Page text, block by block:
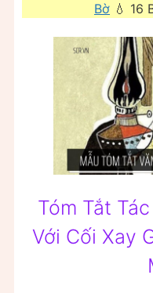
Bờ 💧 16
Tóm Tắt
Với Cối Xay